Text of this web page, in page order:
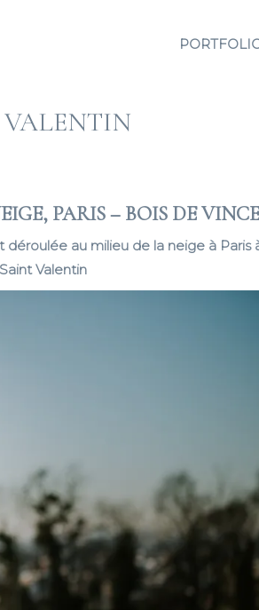
PARIS – BOIS DE
au milieu de la neige à Paris
Valentin